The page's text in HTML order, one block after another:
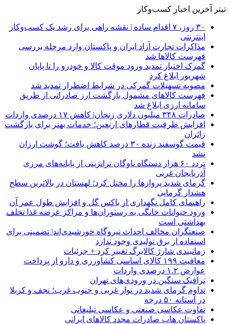
تیتر آخرین اخبار کسب‌وکار
۳۰ روز، ۷ اقدام ساده | نقشه راهی برای رشد یک کسب‌وکار
اینترنتی
مذاکرات تجارت آزاد ایران و پاکستان وارد مرحله بررسی
فهرست کالاها شد
گمرک اختیار تمدید ورود موقت کالا و خودرو را تا پایان
شهریور ابلاغ کرد
مصوبه تسهیلات گمرکی در شرایط اضطرار تمدید شد
فهرست کالاهای مشمول بازگشت ارز صادراتی از طریق
سامانه ارزی ابلاغ شد
صادرات ۳۴۸ میلیون دلاری زنجان| ‌کاهش ۱۷ درصدی واردات
افزایش ظرفیت قطارهای اربعین؛ خدمات بهتر برای بازگشت
زائران
قیمت گوسفند زنده ۳۰ درصد کاهش یافت؛ گوشت ارزان
نشد
تردد ۶۰ هزار دستگاه ناوگان ترانزیتی از پایانه‌های مرزی
آذربایجان ‌غربی
گرمای شدید پروازها را مختل کرد؛ لهستان در بالاترین سطح
هشدار گرمایی
راهنمای کامل نگهداری از باکس گل و افزایش طول عمر آن
ورود حیوانات خانگی به رستوران‌ها و مراکز عرضه غذا تخلف
بهداشتی است
صنعتگران مخالف احداث نیروگاه خورشیدی‌اند| تضمینی برای
استفاده از برق تولیدی وجود ندارد
زمانبندی شارژ کالابرگ تغییر کرد + جزئیات
معافیت ۱۹۹ کالای اساسی کشاورزی و دارو از پرداخت
عوارض ۱.۲ درصدی واردات
ترافیک سنگین در ورودی‌های تهران
تداوم گرمای شدید در نوار غربی و جنوب غرب؛ نجف و کربلا
در آستانه ۵۰ درجه
تفاوت عکاسی صنعتی و عکاسی تبلیغاتی
پاکستان هاب صادرات مجدد کالاهای ایرانی